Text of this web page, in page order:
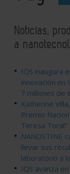
Noticias,
a
IQS inaugura
innovación
7 millones de
Katherine
Premio
Teresa Toral”
NANOSTINE
llevar sus
laboratorio a
IQS avanza